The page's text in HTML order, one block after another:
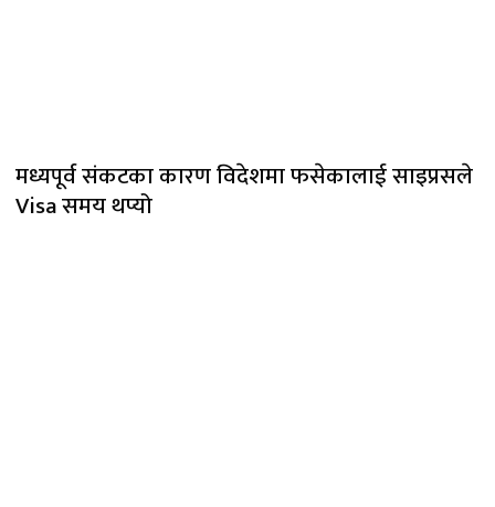
मध्यपूर्व संकटका कारण विदेशमा फसेकालाई साइप्रसले
Visa समय थप्यो